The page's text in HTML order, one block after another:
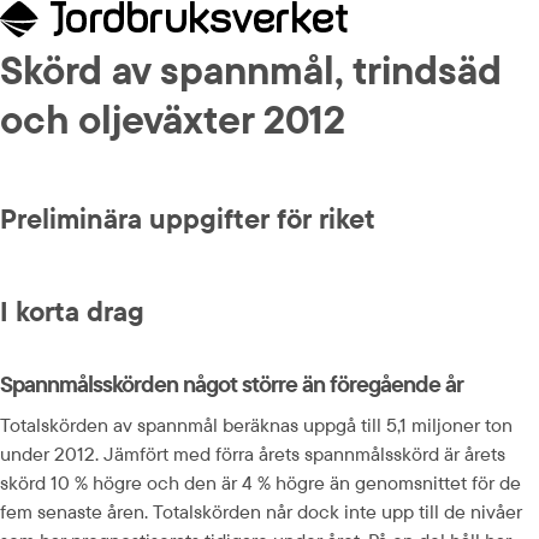
Skörd av spannmål, trindsäd
och oljeväxter 2012
Preliminära uppgifter för riket
I korta drag
Spannmålsskörden något större än föregående år
Totalskörden av spannmål beräknas uppgå till 5,1 miljoner ton
under 2012. Jämfört med förra årets spannmålsskörd är årets
skörd 10 % högre och den är 4 % högre än genomsnittet för de
fem senaste åren. Totalskörden når dock inte upp till de nivåer